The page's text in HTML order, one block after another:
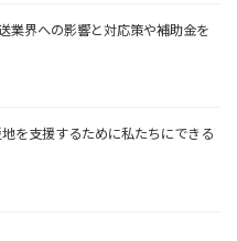
業界への影響と対応策や補助金を
を支援するために私たちにできる